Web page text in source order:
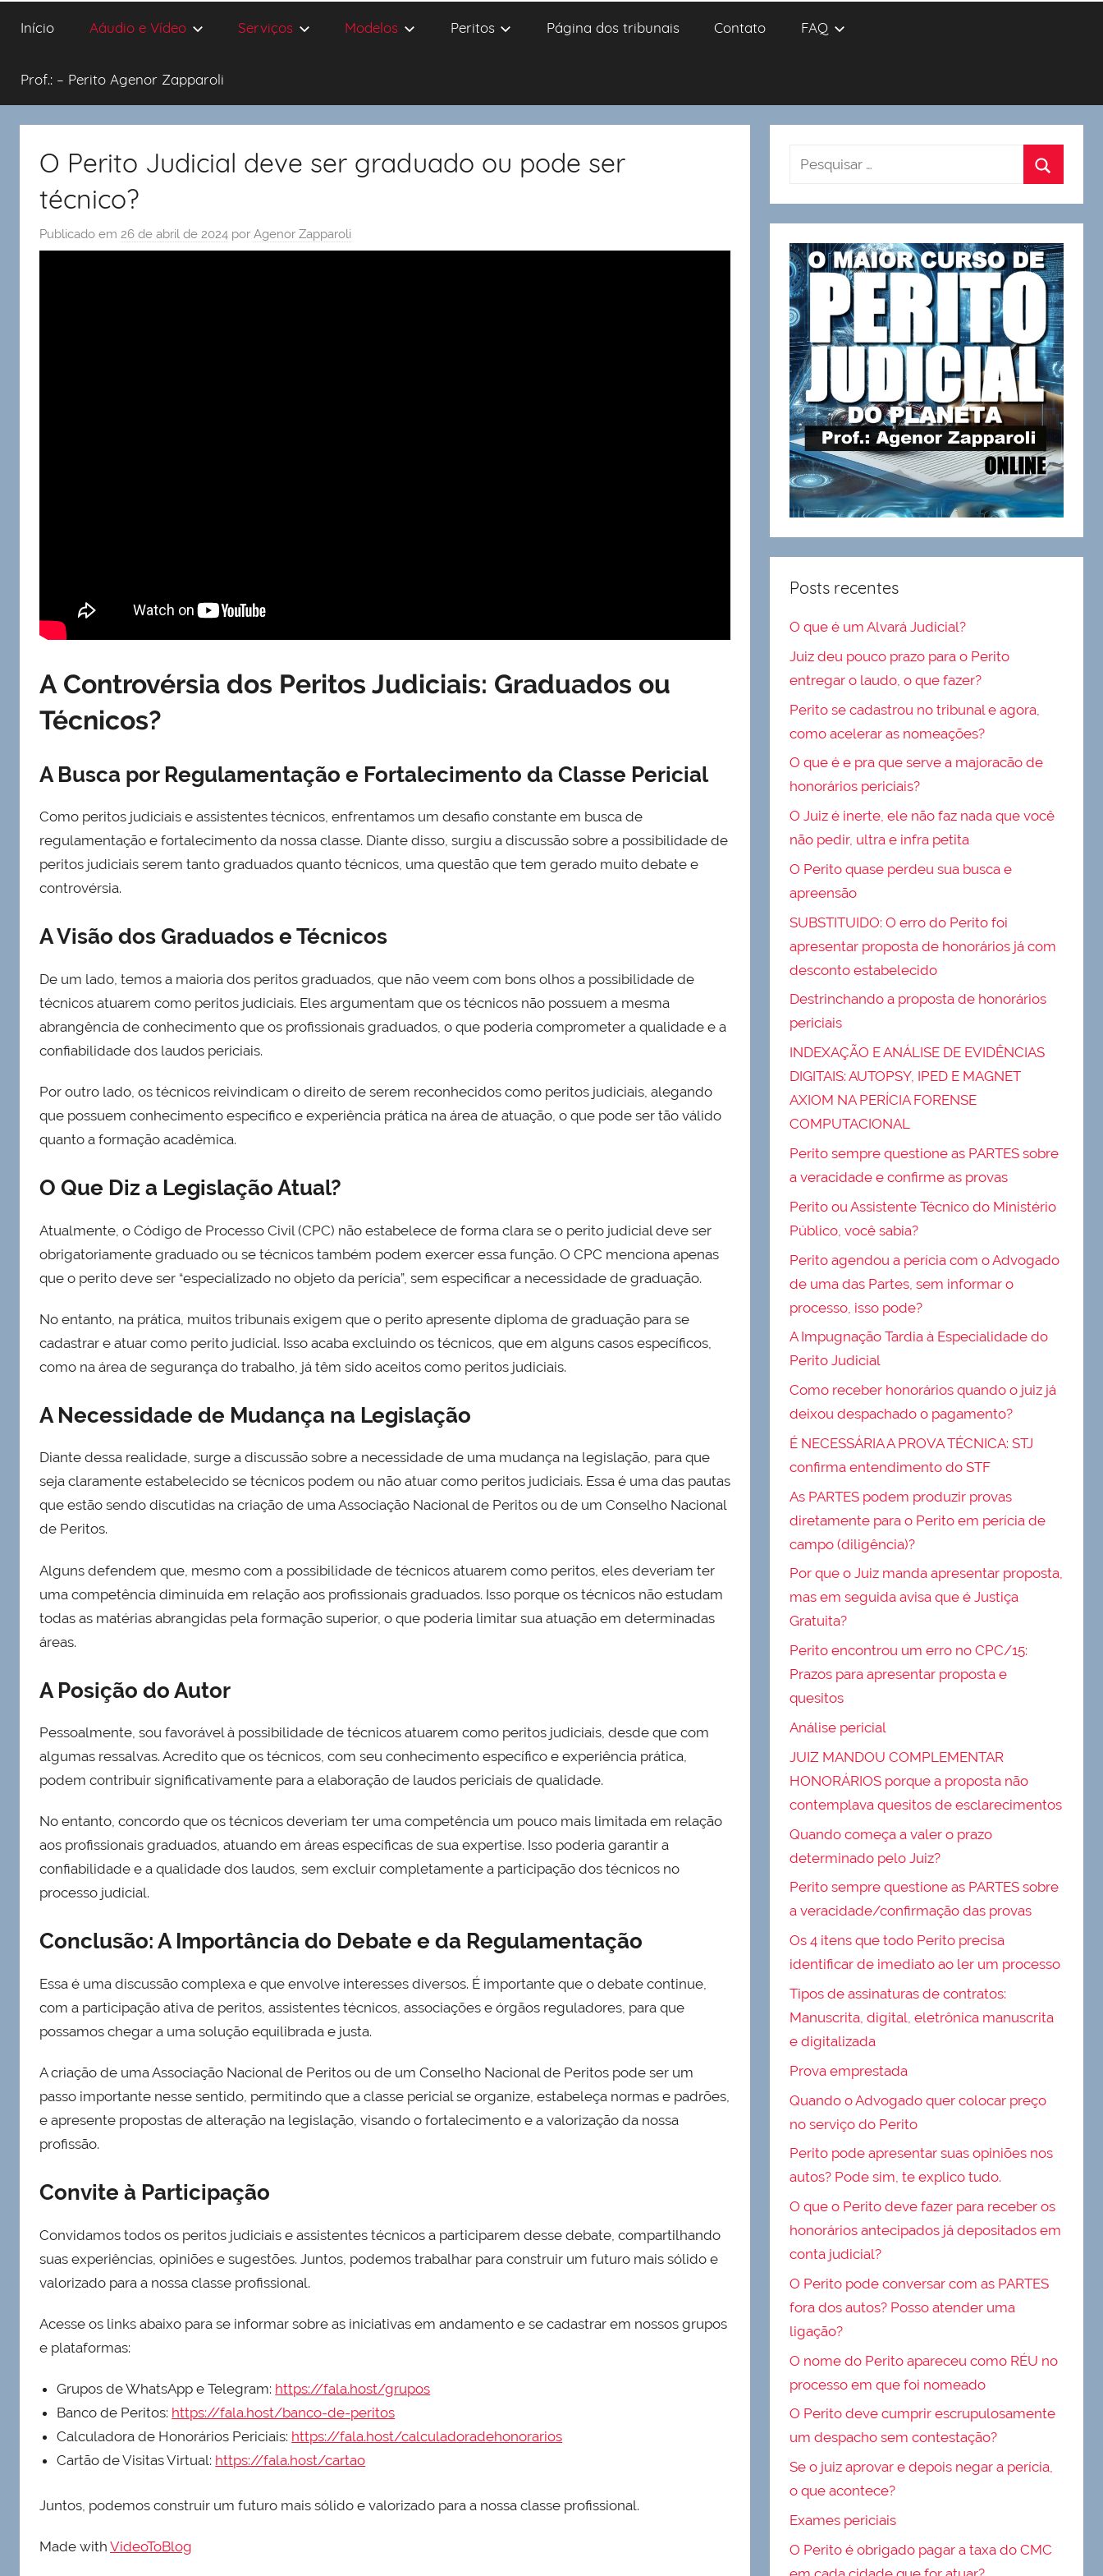
Início Aáudio e Vídeo Serviços Modelos Peritos Página dos tribunais Contato FAQ
Prof.: – Perito Agenor Zapparoli
O Perito Judicial deve ser graduado ou pode ser
técnico?
Publicado em 26 de abril de 2024 por Agenor Zapparoli
A Controvérsia dos Peritos Judiciais: Graduados ou
Técnicos?
A Busca por Regulamentação e Fortalecimento da Classe Pericial
Como peritos judiciais e assistentes técnicos, enfrentamos um desafio constante em busca de
regulamentação e fortalecimento da nossa classe. Diante disso, surgiu a discussão sobre a possibilidade de
peritos judiciais serem tanto graduados quanto técnicos, uma questão que tem gerado muito debate e
controvérsia.
A Visão dos Graduados e Técnicos
De um lado, temos a maioria dos peritos graduados, que não veem com bons olhos a possibilidade de
técnicos atuarem como peritos judiciais. Eles argumentam que os técnicos não possuem a mesma
abrangência de conhecimento que os profissionais graduados, o que poderia comprometer a qualidade e a
confiabilidade dos laudos periciais.
Por outro lado, os técnicos reivindicam o direito de serem reconhecidos como peritos judiciais, alegando
que possuem conhecimento específico e experiência prática na área de atuação, o que pode ser tão válido
quanto a formação acadêmica.
O Que Diz a Legislação Atual?
Atualmente, o Código de Processo Civil (CPC) não estabelece de forma clara se o perito judicial deve ser
obrigatoriamente graduado ou se técnicos também podem exercer essa função. O CPC menciona apenas
que o perito deve ser “especializado no objeto da perícia”, sem especificar a necessidade de graduação.
No entanto, na prática, muitos tribunais exigem que o perito apresente diploma de graduação para se
cadastrar e atuar como perito judicial. Isso acaba excluindo os técnicos, que em alguns casos específicos,
como na área de segurança do trabalho, já têm sido aceitos como peritos judiciais.
A Necessidade de Mudança na Legislação
Diante dessa realidade, surge a discussão sobre a necessidade de uma mudança na legislação, para que
seja claramente estabelecido se técnicos podem ou não atuar como peritos judiciais. Essa é uma das pautas
que estão sendo discutidas na criação de uma Associação Nacional de Peritos ou de um Conselho Nacional
de Peritos.
Alguns defendem que, mesmo com a possibilidade de técnicos atuarem como peritos, eles deveriam ter
uma competência diminuída em relação aos profissionais graduados. Isso porque os técnicos não estudam
todas as matérias abrangidas pela formação superior, o que poderia limitar sua atuação em determinadas
áreas.
A Posição do Autor
Pessoalmente, sou favorável à possibilidade de técnicos atuarem como peritos judiciais, desde que com
algumas ressalvas. Acredito que os técnicos, com seu conhecimento específico e experiência prática,
podem contribuir significativamente para a elaboração de laudos periciais de qualidade.
No entanto, concordo que os técnicos deveriam ter uma competência um pouco mais limitada em relação
aos profissionais graduados, atuando em áreas específicas de sua expertise. Isso poderia garantir a
confiabilidade e a qualidade dos laudos, sem excluir completamente a participação dos técnicos no
processo judicial.
Conclusão: A Importância do Debate e da Regulamentação
Essa é uma discussão complexa e que envolve interesses diversos. É importante que o debate continue,
com a participação ativa de peritos, assistentes técnicos, associações e órgãos reguladores, para que
possamos chegar a uma solução equilibrada e justa.
A criação de uma Associação Nacional de Peritos ou de um Conselho Nacional de Peritos pode ser um
passo importante nesse sentido, permitindo que a classe pericial se organize, estabeleça normas e padrões,
e apresente propostas de alteração na legislação, visando o fortalecimento e a valorização da nossa
profissão.
Convite à Participação
Convidamos todos os peritos judiciais e assistentes técnicos a participarem desse debate, compartilhando
suas experiências, opiniões e sugestões. Juntos, podemos trabalhar para construir um futuro mais sólido e
valorizado para a nossa classe profissional.
Acesse os links abaixo para se informar sobre as iniciativas em andamento e se cadastrar em nossos grupos
e plataformas:
Grupos de WhatsApp e Telegram: https://fala.host/grupos
Banco de Peritos: https://fala.host/banco-de-peritos
Calculadora de Honorários Periciais: https://fala.host/calculadoradehonorarios
Cartão de Visitas Virtual: https://fala.host/cartao
Juntos, podemos construir um futuro mais sólido e valorizado para a nossa classe profissional.
Made with VideoToBlog
Posts recentes
O que é um Alvará Judicial?
Juiz deu pouco prazo para o Perito
entregar o laudo, o que fazer?
Perito se cadastrou no tribunal e agora,
como acelerar as nomeações?
O que é e pra que serve a majoracão de
honorários periciais?
O Juiz é inerte, ele não faz nada que você
não pedir, ultra e infra petita
O Perito quase perdeu sua busca e
apreensão
SUBSTITUIDO: O erro do Perito foi
apresentar proposta de honorários já com
desconto estabelecido
Destrinchando a proposta de honorários
periciais
INDEXAÇÃO E ANÁLISE DE EVIDÊNCIAS
DIGITAIS: AUTOPSY, IPED E MAGNET
AXIOM NA PERÍCIA FORENSE
COMPUTACIONAL
Perito sempre questione as PARTES sobre
a veracidade e confirme as provas
Perito ou Assistente Técnico do Ministério
Público, você sabia?
Perito agendou a perícia com o Advogado
de uma das Partes, sem informar o
processo, isso pode?
A Impugnação Tardia à Especialidade do
Perito Judicial
Como receber honorários quando o juiz já
deixou despachado o pagamento?
É NECESSÁRIA A PROVA TÉCNICA: STJ
confirma entendimento do STF
As PARTES podem produzir provas
diretamente para o Perito em perícia de
campo (diligência)?
Por que o Juiz manda apresentar proposta,
mas em seguida avisa que é Justiça
Gratuita?
Perito encontrou um erro no CPC/15:
Prazos para apresentar proposta e
quesitos
Análise pericial
JUIZ MANDOU COMPLEMENTAR
HONORÁRIOS porque a proposta não
contemplava quesitos de esclarecimentos
Quando começa a valer o prazo
determinado pelo Juiz?
Perito sempre questione as PARTES sobre
a veracidade/confirmação das provas
Os 4 itens que todo Perito precisa
identificar de imediato ao ler um processo
Tipos de assinaturas de contratos:
Manuscrita, digital, eletrônica manuscrita
e digitalizada
Prova emprestada
Quando o Advogado quer colocar preço
no serviço do Perito
Perito pode apresentar suas opiniões nos
autos? Pode sim, te explico tudo.
O que o Perito deve fazer para receber os
honorários antecipados já depositados em
conta judicial?
O Perito pode conversar com as PARTES
fora dos autos? Posso atender uma
ligação?
O nome do Perito apareceu como RÉU no
processo em que foi nomeado
O Perito deve cumprir escrupulosamente
um despacho sem contestação?
Se o juiz aprovar e depois negar a perícia,
o que acontece?
Exames periciais
O Perito é obrigado pagar a taxa do CMC